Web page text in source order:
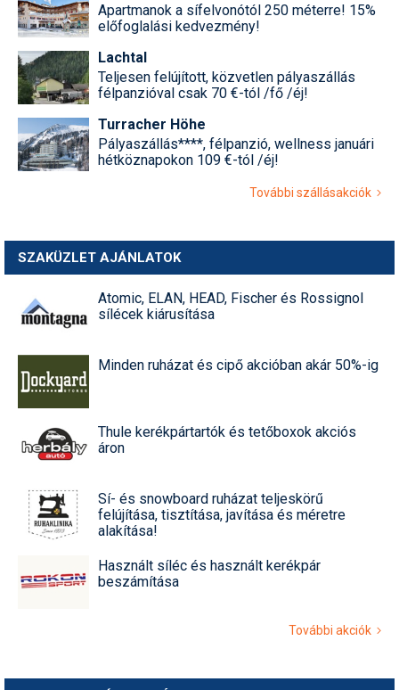
Apartmanok a sífelvonótól 250 méterre! 15%
előfoglalási kedvezmény!
Lachtal
Teljesen felújított, közvetlen pályaszállás
félpanzióval csak 70 €-tól /fő /éj!
Turracher Höhe
Pályaszállás****, félpanzió, wellness januári
hétköznapokon 109 €-tól /éj!
További szállásakciók
SZAKÜZLET AJÁNLATOK
Atomic, ELAN, HEAD, Fischer és Rossignol
sílécek kiárusítása
Minden ruházat és cipő akcióban akár 50%-ig
Thule kerékpártartók és tetőboxok akciós
áron
Sí- és snowboard ruházat teljeskörű
felújítása, tisztítása, javítása és méretre
alakítása!
Használt síléc és használt kerékpár
beszámítása
További akciók